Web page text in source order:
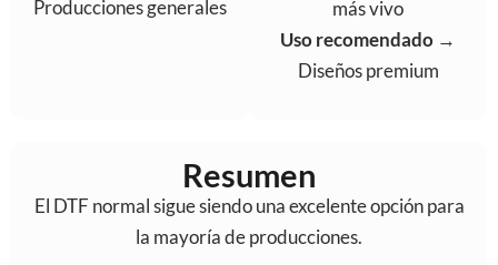
Producciones generales
más vivo
Uso recomendado →
Diseños premium
Resumen
El DTF normal sigue siendo una excelente opción para
la mayoría de producciones.